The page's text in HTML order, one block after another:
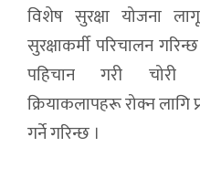
विशेष सुरक्षा योजना
सुरक्षाकर्मी परिचालन
पहिचान गरी चोरी
क्रियाकलापहरू रोक्न लागि
गर्ने गरिन्छ ।